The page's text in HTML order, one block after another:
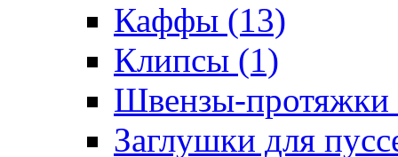
Каффы (13)
Клипсы (1)
Швензы-протяжки
Заглушки для